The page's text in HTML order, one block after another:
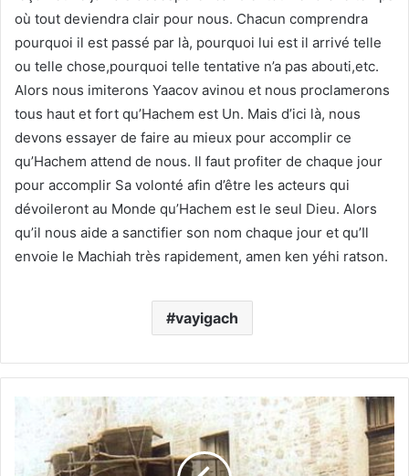
où tout deviendra clair pour nous. Chacun comprendra
pourquoi il est passé par là, pourquoi lui est il arrivé telle
ou telle chose,pourquoi telle tentative n’a pas abouti,etc.
Alors nous imiterons Yaacov avinou et nous proclamerons
tous haut et fort qu’Hachem est Un. Mais d’ici là, nous
devons essayer de faire au mieux pour accomplir ce
qu’Hachem attend de nous. Il faut profiter de chaque jour
pour accomplir Sa volonté afin d’être les acteurs qui
dévoileront au Monde qu’Hachem est le seul Dieu. Alors
qu’il nous aide a sanctifier son nom chaque jour et qu’Il
envoie le Machiah très rapidement, amen ken yéhi ratson.
vayigach